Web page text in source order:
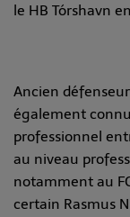
le HB Tórshavn
Ancien
également
professionnel
au niveau
notamment au
certain Rasmus